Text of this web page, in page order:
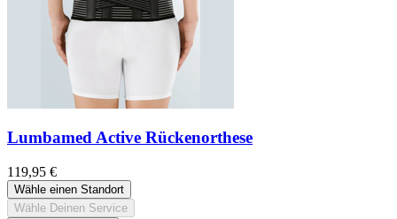
Lumbamed Active Rückenorthese
119,95 €
Wähle einen Standort
Wähle Deinen Service